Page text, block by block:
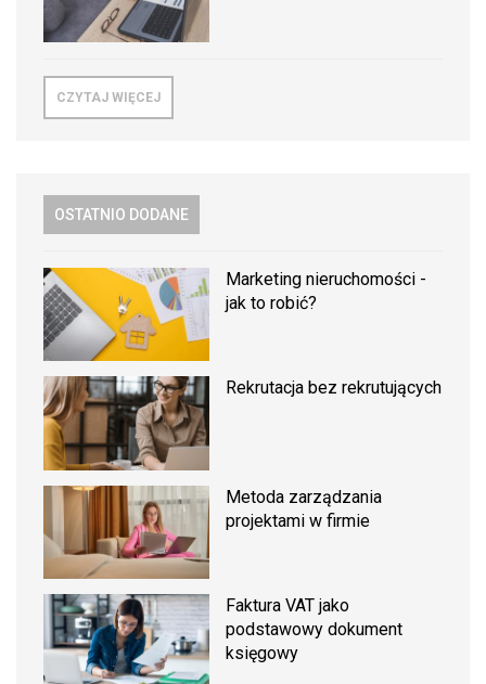
CZYTAJ WIĘCEJ
OSTATNIO DODANE
Marketing nieruchomości -
jak to robić?
Rekrutacja bez rekrutujących
Metoda zarządzania
projektami w firmie
Faktura VAT jako
podstawowy dokument
księgowy